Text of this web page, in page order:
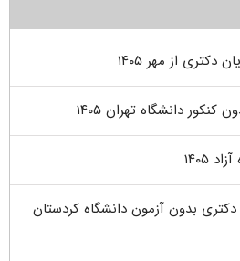
از مهر ۱۴۰۵
دانشگاه تهران ۱۴۰۵
۱۴۰۵
دکتری بدون آزمون دانشگاه کردستان